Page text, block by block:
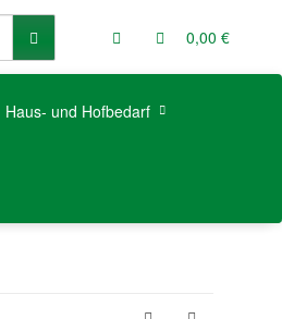
0,00 €
Haus- und Hofbedarf